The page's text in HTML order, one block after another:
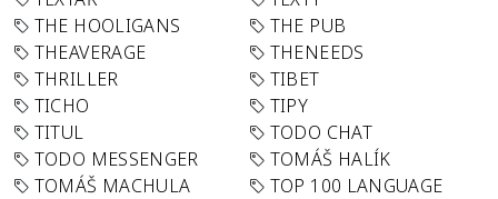
THE HOOLIGANS
THE PUB
THEAVERAGE
THENEEDS
THRILLER
TIBET
TICHO
TIPY
TITUL
TODO CHAT
TODO MESSENGER
TOMÁŠ HALÍK
TOMÁŠ MACHULA
TOP 100 LANGUAGE